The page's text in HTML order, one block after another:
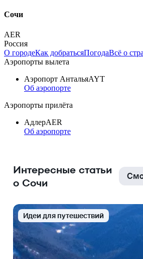
Сочи
AER
Россия
О городеКак добратьсяПогодаВсё о
Аэропорты вылета
Аэропорт АнтальяAYT
Об аэропорте
Аэропорты прилёта
АдлерAER
Об аэропорте
Интересные статьи
о Сочи
Идеи для путешествий